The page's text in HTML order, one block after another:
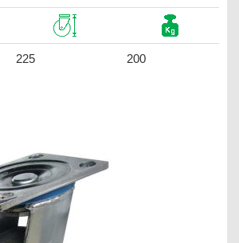
225 200